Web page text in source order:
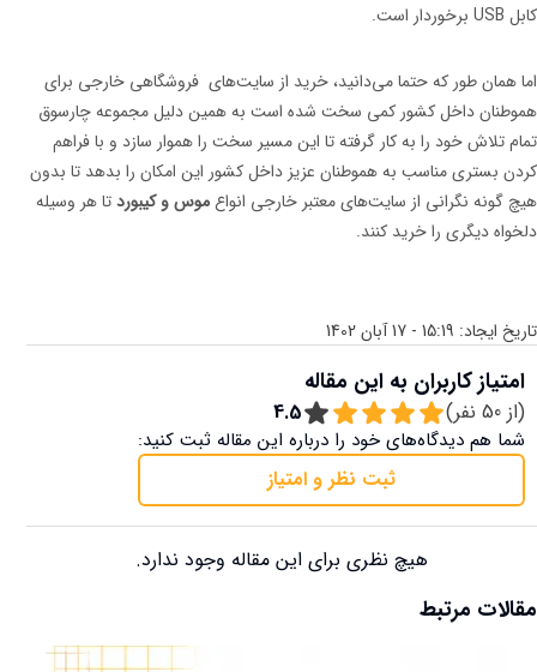
کابل USB برخوردار است.
اما همان طور که حتما می‌دانید، خرید از سایت‌های فروشگاهی خارجی برای
هموطنان داخل کشور کمی سخت شده است به همین دلیل مجموعه چارسوق
تمام تلاش خود را به کار گرفته تا این مسیر سخت را هموار سازد و با فراهم
کردن بستری مناسب به هموطنان عزیز داخل کشور این امکان را بدهد تا بدون
هیچ گونه نگرانی از سایت‌های معتبر خارجی انواعموس و کیبوردتا هر وسیله
دلخواه دیگری را خرید کنند.
تاریخ ایجاد: 15:19 - 17 آبان 1402
امتیاز کاربران به این مقاله
(از 50 نفر) 4.5
شما هم دیدگاه‌های خود را درباره این مقاله ثبت کنید:
ثبت نظر و امتیاز
هیچ نظری برای این مقاله وجود ندارد.
مقالات مرتبط